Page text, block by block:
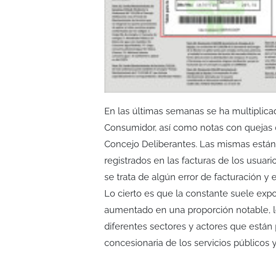
En las últimas semanas se ha
Consumidor, así como notas con
Concejo Deliberantes. Las mismas
registrados en las facturas de los
se trata de algún error de facturación y
Lo cierto es que la constante suele
aumentado en una proporción notable,
diferentes sectores y actores que
concesionaria de los servicios públicos